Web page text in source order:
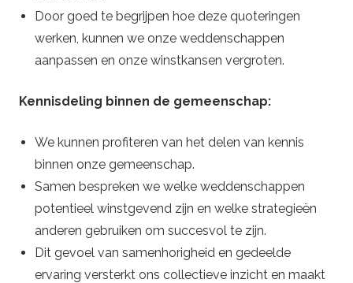
Door goed te begrijpen hoe deze quoteringen
werken, kunnen we onze weddenschappen
aanpassen en onze winstkansen vergroten.
Kennisdeling binnen de gemeenschap:
We kunnen profiteren van het delen van kennis
binnen onze gemeenschap.
Samen bespreken we welke weddenschappen
potentieel winstgevend zijn en welke strategieën
anderen gebruiken om succesvol te zijn.
Dit gevoel van samenhorigheid en gedeelde
ervaring versterkt ons collectieve inzicht en maakt